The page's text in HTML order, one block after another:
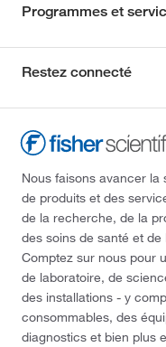
Programmes et
Restez connecté
Nous faisons avancer
de produits et des
de la recherche, de la
des soins de santé et
Comptez sur nous pour
de laboratoire, de
des installations - y
consommables, des
diagnostics et bien plus